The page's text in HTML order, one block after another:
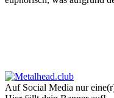
Auf Social Media nur